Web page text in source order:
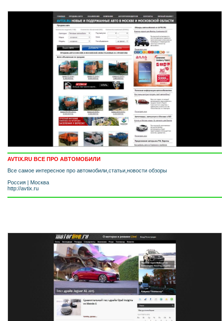
AVTIX.RU ВСЕ ПРО АВТОМОБИЛИ
Все самое интересное про автомобили,статьи,новости обзоры
Россия | Москва
http://avtix.ru